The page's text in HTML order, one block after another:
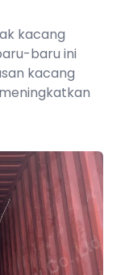
kacang
baru ini
kacang